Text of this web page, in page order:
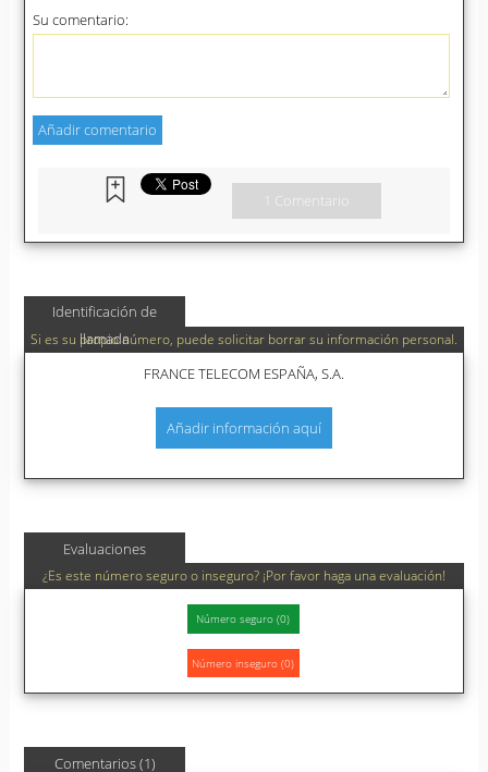
Su comentario:
1 Comentario
Identificación de
llamada
Si es su propio número, puede solicitar borrar su información personal.
FRANCE TELECOM ESPAÑA, S.A.
Añadir información aquí
Evaluaciones
¿Es este número seguro o inseguro? ¡Por favor haga una evaluación!
Comentarios (1)